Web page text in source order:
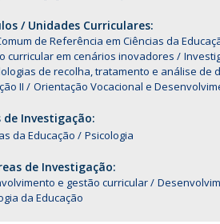
/ Unidades Curriculares:
de Referência em Ciências da
curricular em cenários inovadores
de recolha, tratamento e análise de
II
Orientação Vocacional e
de Investigação:
da Educação Psicologia
de Investigação:
e gestão curricular
da Educação